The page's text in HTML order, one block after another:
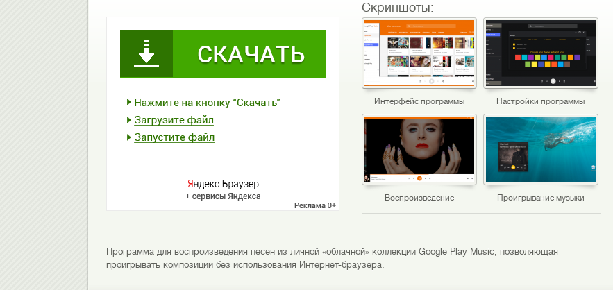
Скриншоты:
Интерфейс программы Настройки программы
Воспроизведение Проигрывание музыки
Программа для воспроизведения песен из личной «облачной» коллекции Google Play Music, позволяющая
проигрывать композиции без использования Интернет-браузера.